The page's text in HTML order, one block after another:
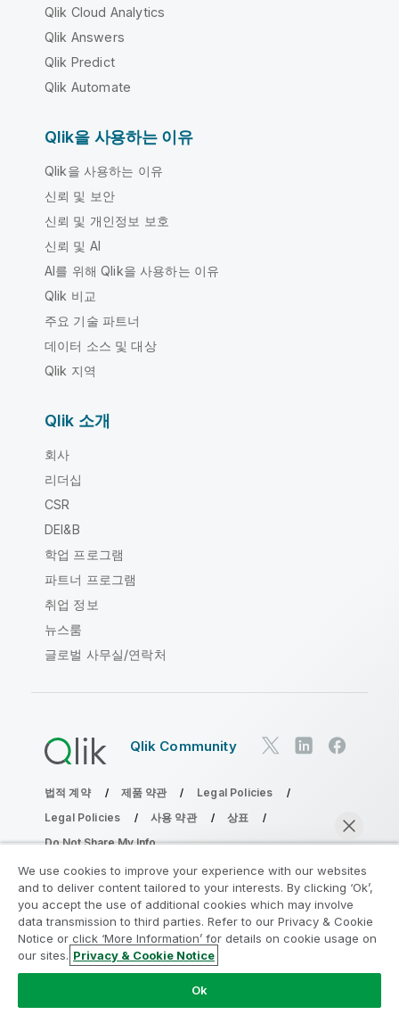
Qlik Cloud Analytics
Qlik Answers
Qlik Predict
Qlik Automate
Qlik을 사용하는 이유
Qlik을 사용하는 이유
신뢰 및 보안
신뢰 및 개인정보 보호
신뢰 및 AI
AI를 위해 Qlik을 사용하는 이유
Qlik 비교
주요 기술 파트너
데이터 소스 및 대상
Qlik 지역
Qlik 소개
회사
리더십
CSR
DEI&B
학업 프로그램
파트너 프로그램
취업 정보
뉴스룸
글로벌 사무실/연락처
Qlik Community
법적 계약 제품 약관
Legal Policies
Legal Policies
사용 약관
상표
Do Not Share My Info
Copyright © 1993-2026 QlikTech International AB. 무단 전재
및 복제를 금합니다.
분석 현대화 프로그램에 참여
분석 현대화 프로그램으로 귀중한 QlikView 앱을 손상시키지
않고 현대화하십시오.
We use cookies to improve your experience with our websites
and to deliver content tailored to your interests. By clicking ‘Ok’,
you accept the use of additional cookies which may involve
data transmission to third parties. Refer to our Privacy & Cookie
Notice or click ‘More Information’ for details on cookie usage on
our sites. Privacy & Cookie Notice
Ok